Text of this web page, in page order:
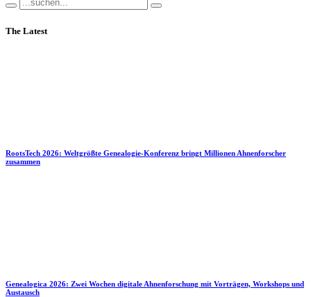
The Latest
RootsTech 2026: Weltgrößte Genealogie-Konferenz bringt Millionen Ahnenforscher
zusammen
Genealogica 2026: Zwei Wochen digitale Ahnenforschung mit Vorträgen, Workshops und
Austausch